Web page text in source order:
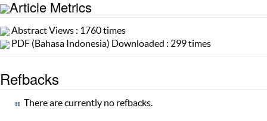
Article Metrics
Abstract Views : 1760 times
PDF (Bahasa Indonesia) Downloaded : 299 times
Refbacks
There are currently no refbacks.